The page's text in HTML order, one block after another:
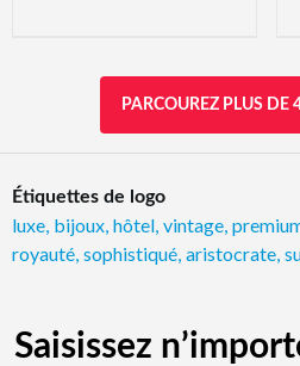
PARCOUREZ PLUS DE
Étiquettes de logo
luxe bijoux hôtel vintage
royauté sophistiqué aristocrate
Saisissez